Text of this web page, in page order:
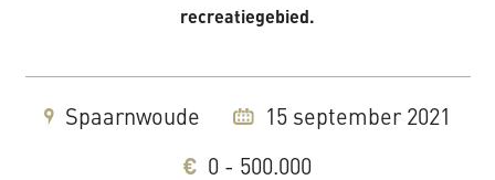
recreatiegebied.
Spaarnwoude 15 september 2021
0 - 500.000